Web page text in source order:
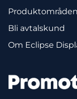
Produktområden
Bli avtalskund
Om Eclipse